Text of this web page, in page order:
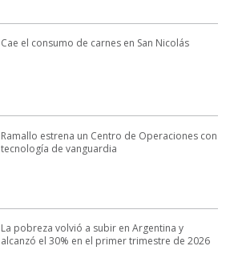
Cae el consumo de carnes en San Nicolás
Ramallo estrena un Centro de Operaciones con
tecnología de vanguardia
La pobreza volvió a subir en Argentina y
alcanzó el 30% en el primer trimestre de 2026